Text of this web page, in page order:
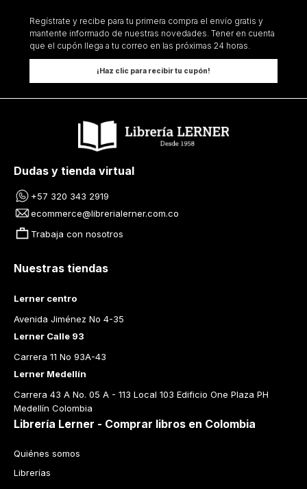
Regístrate y recibe para tu primera compra el envío gratis y
mantente informado de nuestras novedades. Tener en cuenta
que el cupón llega a tu correo en las próximas 24 horas.
¡Haz clic para recibir tu cupón!
Dudas y tienda virtual
+57 320 343 2919
ecommerce@librerialerner.com.co
Trabaja con nosotros
Nuestras tiendas
Lerner centro
Avenida Jiménez No 4-35
Lerner Calle 93
Carrera 11 No 93A-43
Lerner Medellín
Carrera 43 A No. 05 A - 113 Local 103 Edificio One Plaza PH
Medellín Colombia
Librería Lerner - Comprar libros en Colombia
Quiénes somos
Librerías